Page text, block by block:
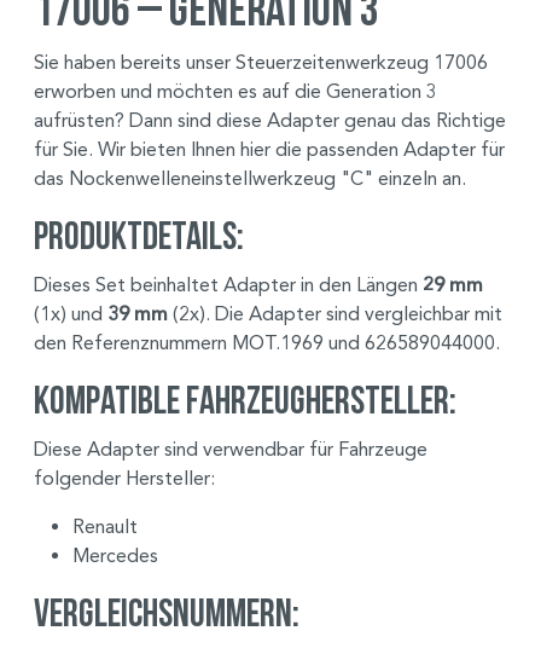
Sie haben bereits unser Steuerzeitenwerkzeug 17006
erworben und möchten es auf die Generation 3
aufrüsten? Dann sind diese Adapter genau das Richtige
für Sie. Wir bieten Ihnen hier die passenden Adapter für
das Nockenwelleneinstellwerkzeug "C" einzeln an.
Produktdetails:
Dieses Set beinhaltet Adapter in den Längen 29 mm
(1x) und 39 mm (2x). Die Adapter sind vergleichbar mit
den Referenznummern MOT.1969 und 626589044000.
Kompatible Fahrzeughersteller:
Diese Adapter sind verwendbar für Fahrzeuge
folgender Hersteller:
Renault
Mercedes
Vergleichsnummern: